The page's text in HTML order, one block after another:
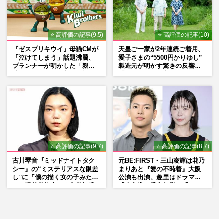
⭐ 高評価の記事(9.5)
『ゼスプリキウイ』母猫CMが
「泣けてしまう」話題沸騰、
プランナーが明かした「親に
⭐ 高評価の記事(10)
天皇ご一家が2年連続ご着用、
愛子さまの“5500円かりゆし”
製造元が明かす驚きの反響
⭐ 高評価の記事(9.7)
古川琴音『ミッドナイトタク
シー』の“ミステリアスな眼差
し”に「僕の描く女の子みた
⭐ 高評価の記事(8.7)
元BE:FIRST・三山凌輝は花乃
まりあと『愛の不時着』大阪
公演も出演、趣里はドラマ